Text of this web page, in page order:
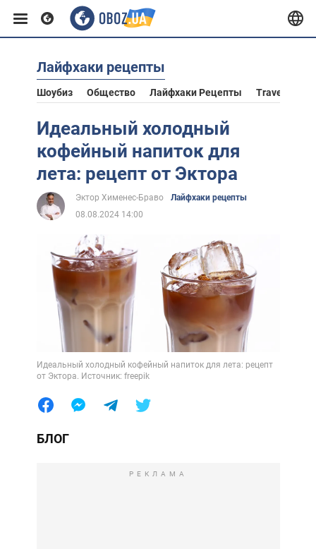
Европа
США
Азия
Африка
Лайфхаки
Лайфхаки рецепты
Шоубиз Общество Лайфхаки Рецепты Travel
Идеальный холодный
кофейный напиток для
лета: рецепт от Эктора
Эктор Хименес-Браво
Лайфхаки рецепты
08.08.2024 14:00
Идеальный холодный кофейный напиток для лета: рецепт
от Эктора. Источник: freepik
БЛОГ
РЕКЛАМА